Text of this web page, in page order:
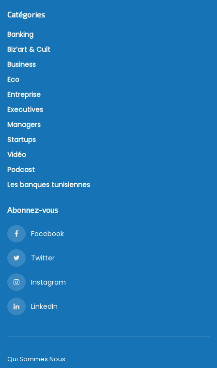
Catégories
Banking
Biz’art & Cult
Business
Eco
Entreprise
Executives
Managers
Startups
Vidéo
Podcast
Les banques tunisiennes
Abonnez-vous
Facebook
Twitter
Instagram
LinkedIn
Qui Sommes Nous